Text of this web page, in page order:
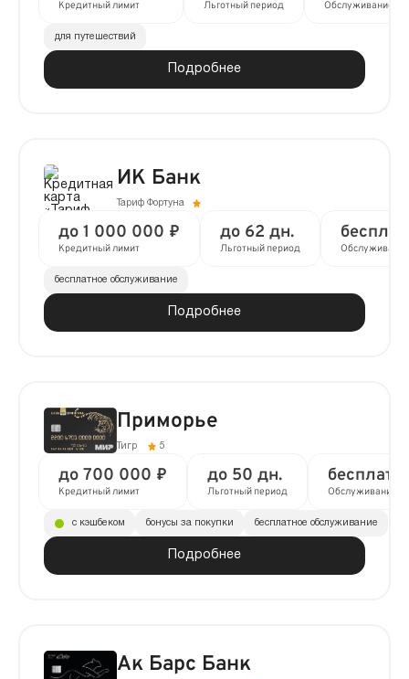
Кредитный лимит Льготный период Обслуживание
Подробнее
для путешествий
ИК Банк
Тариф Фортуна
до 1 000 000 ₽
Кредитный лимит
до 62 дн.
Льготный период Обслуживание
Подробнее
бесплатное обслуживание
Приморье
Тигр 5
до 700 000 ₽
Кредитный лимит
до 50 дн.
Льготный период Обслуживание
Подробнее
с кэшбеком бонусы за покупки бесплатное обслуживание
Ак Барс Банк